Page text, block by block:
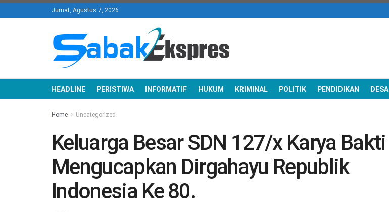
Jumat, Agustus 7, 2026
HEADLINE PERISTIWA INFORMATIF HUKUM KRIMINAL POLITIK PENDIDIKAN DESA
Home Uncategorized
Keluarga Besar SDN 127/x Karya Bakti
Mengucapkan Dirgahayu Republik
Indonesia Ke 80.